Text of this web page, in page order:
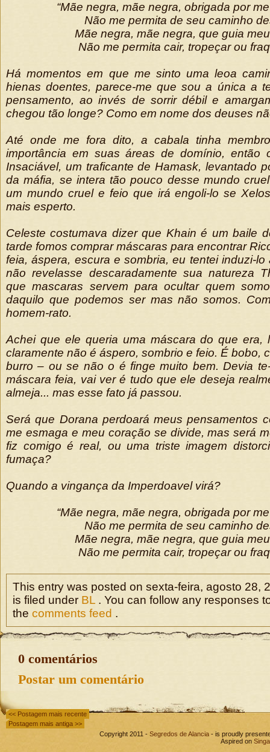
“Mãe negra, mãe negra, obrigada por
Não me permita de seu caminho
Mãe negra, mãe negra, que guia
Não me permita cair, tropeçar ou
Há momentos em que me sinto uma leoa
hienas doentes, parece-me que sou a única a
pensamento, ao invés de sorrir débil e
chegou tão longe? Como em nome dos deuses
Até onde me fora dito, a cabala tinha
importância em suas áreas de domínio, então
Insaciável, um traficante de Hamask, levantado
da máfia, se intera tão pouco desse mundo
um mundo cruel e feio que irá engoli-lo se
mais esperto.
Celeste costumava dizer que Khain é um baile
tarde fomos comprar máscaras para encontrar
feia, áspera, escura e sombria, eu tentei induzi-
não revelasse descaradamente sua natureza
que mascaras servem para ocultar quem
daquilo que podemos ser mas não somos.
homem-rato.
Achei que ele queria uma máscara do que era,
claramente não é áspero, sombrio e feio. É bobo,
burro – ou se não o é finge muito bem. Devia
máscara feia, vai ver é tudo que ele deseja
almeja... mas esse fato já passou.
Será que Dorana perdoará meus pensamentos
me esmaga e meu coração se divide, mas será
fiz comigo é real, ou uma triste imagem
fumaça?
Quando a vingança da Imperdoavel virá?
“Mãe negra, mãe negra, obrigada por
Não me permita de seu caminho
Mãe negra, mãe negra, que guia
Não me permita cair, tropeçar ou
This entry was posted on sexta-feira, agosto 28,
is filed under BL . You can follow any responses
the comments feed .
0 comentários
Postar um comentário
<< Postagem mais recente
Postagem mais antiga >>
Copyright 2011 - Segredos de Alancia - is proudly
Aspired on